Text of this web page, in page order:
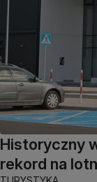
Historyczny
rekord na